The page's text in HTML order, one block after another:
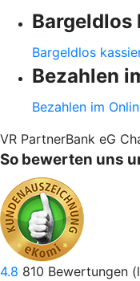
Bargeldlos
Bargeldlos
Bezahlen
Bezahlen im
VR PartnerBank eG
So bewerten uns
4.8 810 Bewertungen